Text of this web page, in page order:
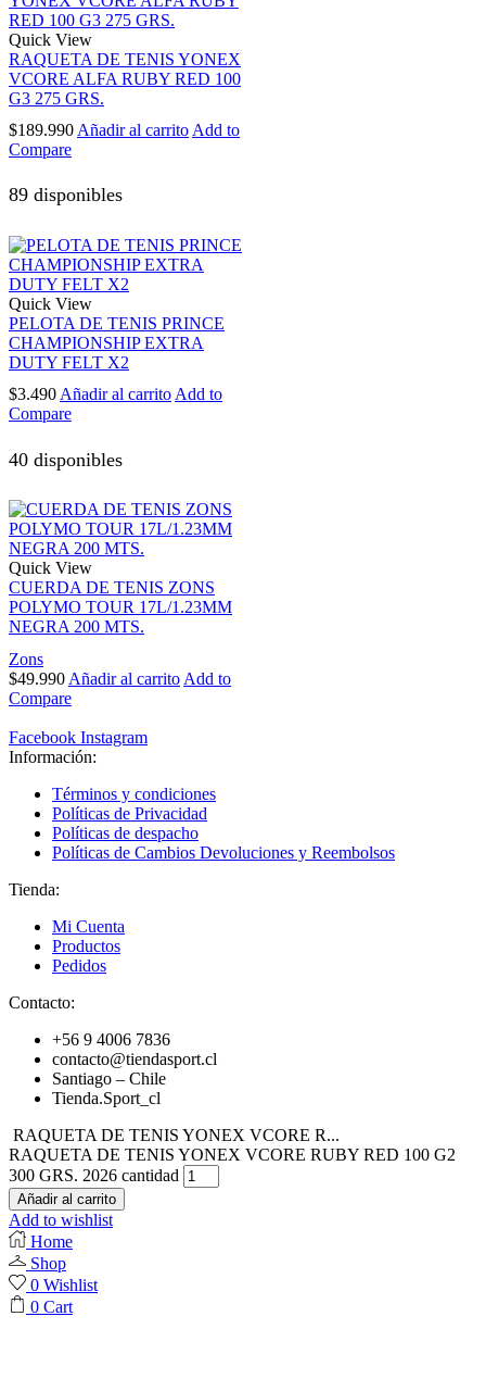
Quick View
RAQUETA DE TENIS YONEX
VCORE ALFA RUBY RED 100
G3 275 GRS.
$189.990 Añadir al carrito Add to
Compare
89 disponibles
Quick View
PELOTA DE TENIS PRINCE
CHAMPIONSHIP EXTRA
DUTY FELT X2
$3.490 Añadir al carrito Add to
Compare
40 disponibles
Quick View
CUERDA DE TENIS ZONS
POLYMO TOUR 17L/1.23MM
NEGRA 200 MTS.
Zons
$49.990 Añadir al carrito Add to
Compare
Facebook Instagram
Información:
Términos y condiciones
Políticas de Privacidad
Políticas de despacho
Políticas de Cambios Devoluciones y Reembolsos
Tienda:
Mi Cuenta
Productos
Pedidos
Contacto:
+56 9 4006 7836
contacto@tiendasport.cl
Santiago – Chile
Tienda.Sport_cl
RAQUETA DE TENIS YONEX VCORE R...
RAQUETA DE TENIS YONEX VCORE RUBY RED 100 G2
300 GRS. 2026 cantidad
Añadir al carrito
Add to wishlist
Home
Shop
0 Wishlist
0 Cart